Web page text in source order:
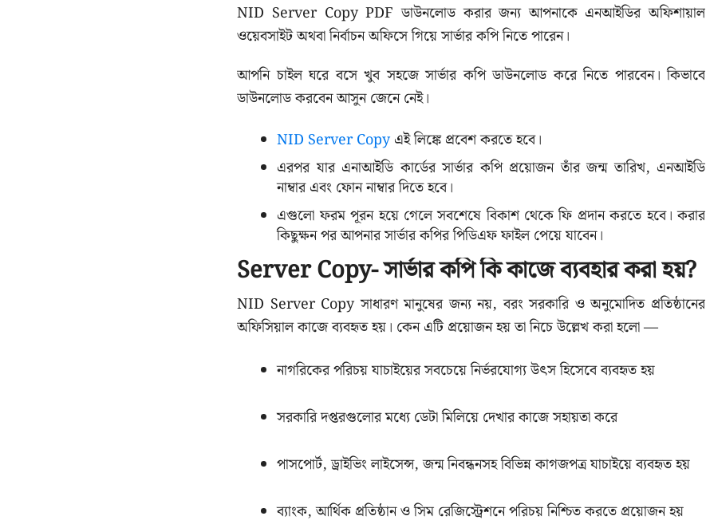
NID Server Copy PDF ডাউনলোড করার জন্য আপনাকে এনআইডির অফিশায়াল
ওয়েবসাইট অথবা নির্বাচন অফিসে গিয়ে সার্ভার কপি নিতে পারেন।
আপনি চাইল ঘরে বসে খুব সহজে সার্ভার কপি ডাউনলোড করে নিতে পারবেন। কিভাবে
ডাউনলোড করবেন আসুন জেনে নেই।
NID Server Copyএই লিঙ্কে প্রবেশ করতে হবে।
এরপর যার এনাআইডি কার্ডের সার্ভার কপি প্রয়োজন তাঁর জন্ম তারিখ, এনআইডি
নাম্বার এবং ফোন নাম্বার দিতে হবে।
এগুলো ফরম পূরন হয়ে গেলে সবশেষে বিকাশ থেকে ফি প্রদান করতে হবে। করার
কিছুক্ষন পর আপনার সার্ভার কপির পিডিএফ ফাইল পেয়ে যাবেন।
Server Copy- সার্ভার কপি কি কাজে ব্যবহার করা হয়?
NID Server Copy সাধারণ মানুষের জন্য নয়, বরং সরকারি ও অনুমোদিত প্রতিষ্ঠানের
অফিসিয়াল কাজে ব্যবহৃত হয়। কেন এটি প্রয়োজন হয় তা নিচে উল্লেখ করা হলো —
নাগরিকের পরিচয় যাচাইয়ের সবচেয়ে নির্ভরযোগ্য উৎস হিসেবে ব্যবহৃত হয়
সরকারি দপ্তরগুলোর মধ্যে ডেটা মিলিয়ে দেখার কাজে সহায়তা করে
পাসপোর্ট, ড্রাইভিং লাইসেন্স, জন্ম নিবন্ধনসহ বিভিন্ন কাগজপত্র যাচাইয়ে ব্যবহৃত হয়
ব্যাংক, আর্থিক প্রতিষ্ঠান ও সিম রেজিস্ট্রেশনে পরিচয় নিশ্চিত করতে প্রয়োজন হয়